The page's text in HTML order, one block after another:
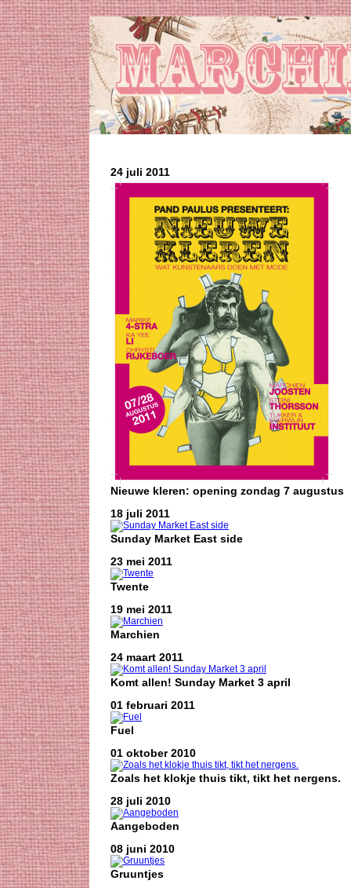
24 juli 2011
Nieuwe kleren: opening zondag 7 augustus
18 juli 2011
Sunday Market East side
23 mei 2011
Twente
19 mei 2011
Marchien
24 maart 2011
Komt allen! Sunday Market 3 april
01 februari 2011
Fuel
01 oktober 2010
Zoals het klokje thuis tikt, tikt het nergens.
28 juli 2010
Aangeboden
08 juni 2010
Gruuntjes